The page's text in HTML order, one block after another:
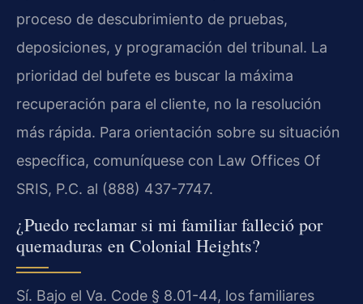
proceso de descubrimiento de pruebas,
deposiciones, y programación del tribunal. La
prioridad del bufete es buscar la máxima
recuperación para el cliente, no la resolución
más rápida. Para orientación sobre su situación
específica, comuníquese con Law Offices Of
SRIS, P.C. al (888) 437-7747.
¿Puedo reclamar si mi familiar falleció por
quemaduras en Colonial Heights?
Sí. Bajo el Va. Code § 8.01-44, los familiares